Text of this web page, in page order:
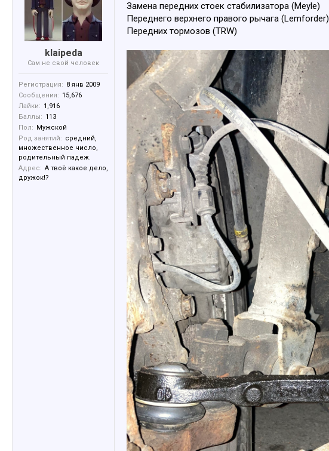
klaipeda
Сам не свой человек
Регистрация: 8 янв 2009
Сообщения: 15,676
Лайки: 1,916
Баллы: 113
Пол: Мужской
Род занятий: средний,
множественное число,
родительный падеж.
Адрес: А твоё какое дело,
дружок!?
Замена передних стоек стабилизатора (Meyle)
Переднего верхнего правого рычага (Lemforder)
Передних тормозов (TRW)